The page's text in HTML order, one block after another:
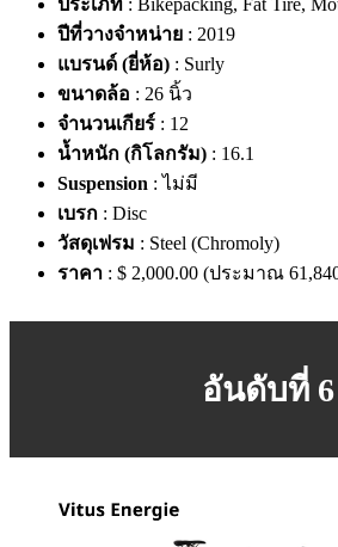
ประเภท : Bikepacking, Fat Tire,
ปีที่วางจำหน่าย : 2019
แบรนด์ (ยี่ห้อ) : Surly
ขนาดล้อ : 26 นิ้ว
จำนวนเกียร์ : 12
น้ำหนัก (กิโลกรัม) : 16.1
Suspension : ไม่มี
เบรก : Disc
วัสดุเฟรม : Steel (Chromoly)
ราคา : $ 2,000.00 (ประมาณ
อันดับที่ 6